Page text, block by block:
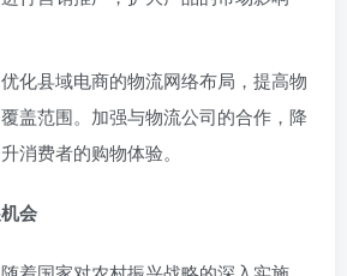
优化县域电商的物流网络布局，提高物
盖范围。加强与物流公司的合作，降
消费者的购物体验。
会